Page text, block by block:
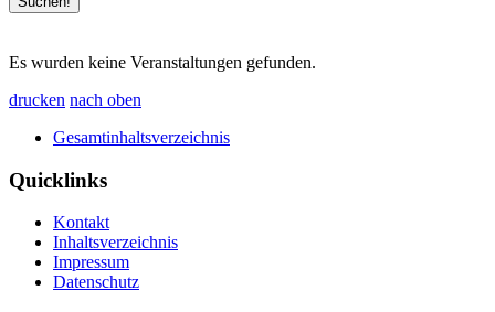
Es wurden keine Veranstaltungen gefunden.
drucken nach oben
Gesamtinhaltsverzeichnis
Quicklinks
Kontakt
Inhaltsverzeichnis
Impressum
Datenschutz